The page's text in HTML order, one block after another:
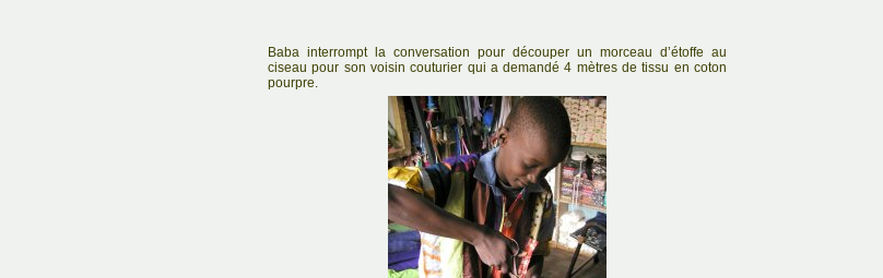
Baba interrompt la conversation pour découper un morceau d’étoffe au
ciseau pour son voisin couturier qui a demandé 4 mètres de tissu en coton
pourpre.